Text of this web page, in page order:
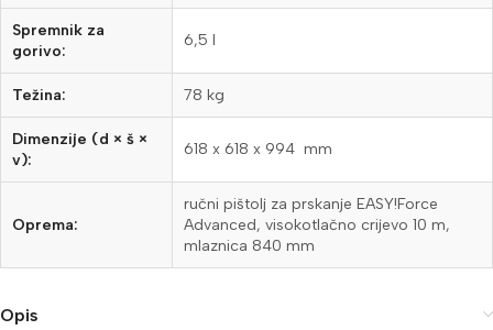
Spremnik za
gorivo:
6,5 l
Težina: 78 kg
Dimenzije (d × š ×
v):
618 x 618 x 994 mm
Oprema:
ručni pištolj za prskanje EASY!Force
Advanced, visokotlačno crijevo 10 m,
mlaznica 840 mm
Opis